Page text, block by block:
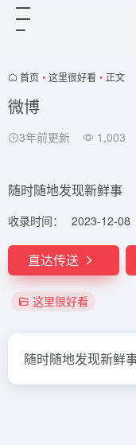
首页 • 这里很好看 • 正文
微博
3年前更新 1,003
随时随地发现新鲜事
收录时间： 2023-12-08
直达传送
这里很好看
随时随地发现新鲜